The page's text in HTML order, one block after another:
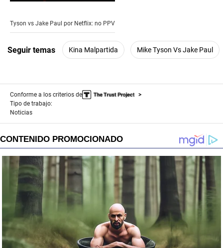
of
25
Tyson vs Jake Paul por Netflix: no PPV
Seguir temas Kina Malpartida Mike Tyson Vs Jake Paul
Conforme a los criterios de
Tipo de trabajo:
Noticias